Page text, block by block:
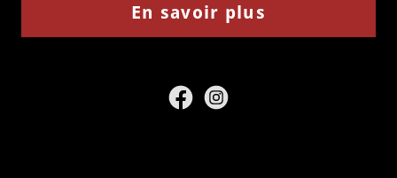
En savoir plus